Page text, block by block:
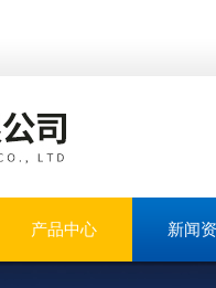
产品中心 新闻